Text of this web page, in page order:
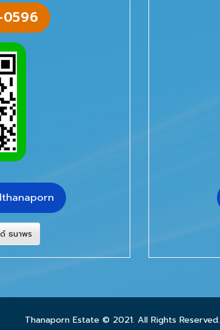
0596
ด์ ธนาพร
Thanaporn Estate © 2021. All Rights Reserved.